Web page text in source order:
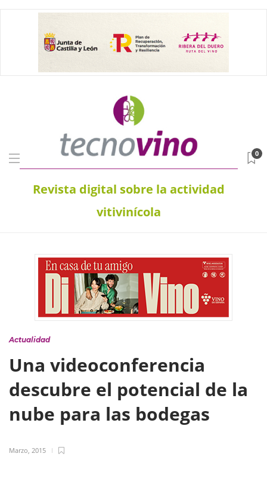
Revista digital sobre la actividad
vitivinícola
0
Actualidad
Una videoconferencia
descubre el potencial de la
nube para las bodegas
Marzo, 2015